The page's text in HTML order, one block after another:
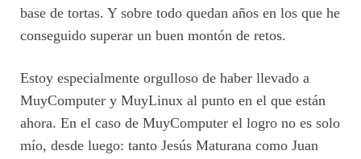
base de tortas. Y sobre todo quedan años en los que he
conseguido superar un buen montón de retos.
Estoy especialmente orgulloso de haber llevado a
MuyComputer y MuyLinux al punto en el que están
ahora. En el caso de MuyComputer el logro no es solo
mío, desde luego: tanto Jesús Maturana como Juan